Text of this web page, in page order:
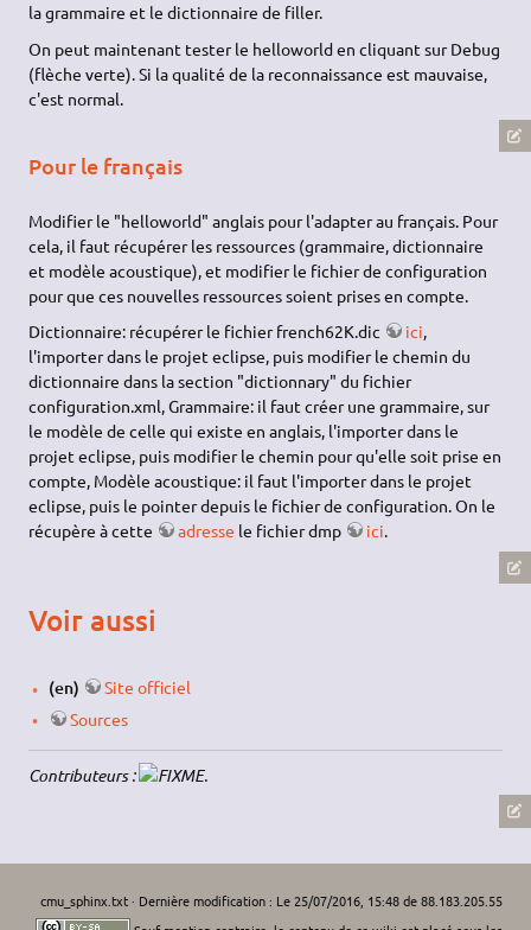
la grammaire et le dictionnaire de filler.
On peut maintenant tester le helloworld en cliquant sur Debug
(flèche verte). Si la qualité de la reconnaissance est mauvaise,
c'est normal.
Pour le français
Modifier le "helloworld" anglais pour l'adapter au français. Pour
cela, il faut récupérer les ressources (grammaire, dictionnaire
et modèle acoustique), et modifier le fichier de configuration
pour que ces nouvelles ressources soient prises en compte.
Dictionnaire: récupérer le fichier french62K.dic
ici,
l'importer dans le projet eclipse, puis modifier le chemin du
dictionnaire dans la section "dictionnary" du fichier
configuration.xml, Grammaire: il faut créer une grammaire, sur
le modèle de celle qui existe en anglais, l'importer dans le
projet eclipse, puis modifier le chemin pour qu'elle soit prise en
compte, Modèle acoustique: il faut l'importer dans le projet
eclipse, puis le pointer depuis le fichier de configuration. On le
récupère à cette
adresse le fichier dmp ici.
Voir aussi
(en)
Site officiel
Sources
Contributeurs : .
cmu_sphinx.txt· Dernière modification : Le 25/07/2016, 15:48 de88.183.205.55